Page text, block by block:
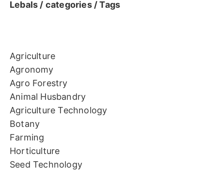
Lebals / categories / Tags
Agriculture
Agronomy
Agro Forestry
Animal Husbandry
Agriculture Technology
Botany
Farming
Horticulture
Seed Technology